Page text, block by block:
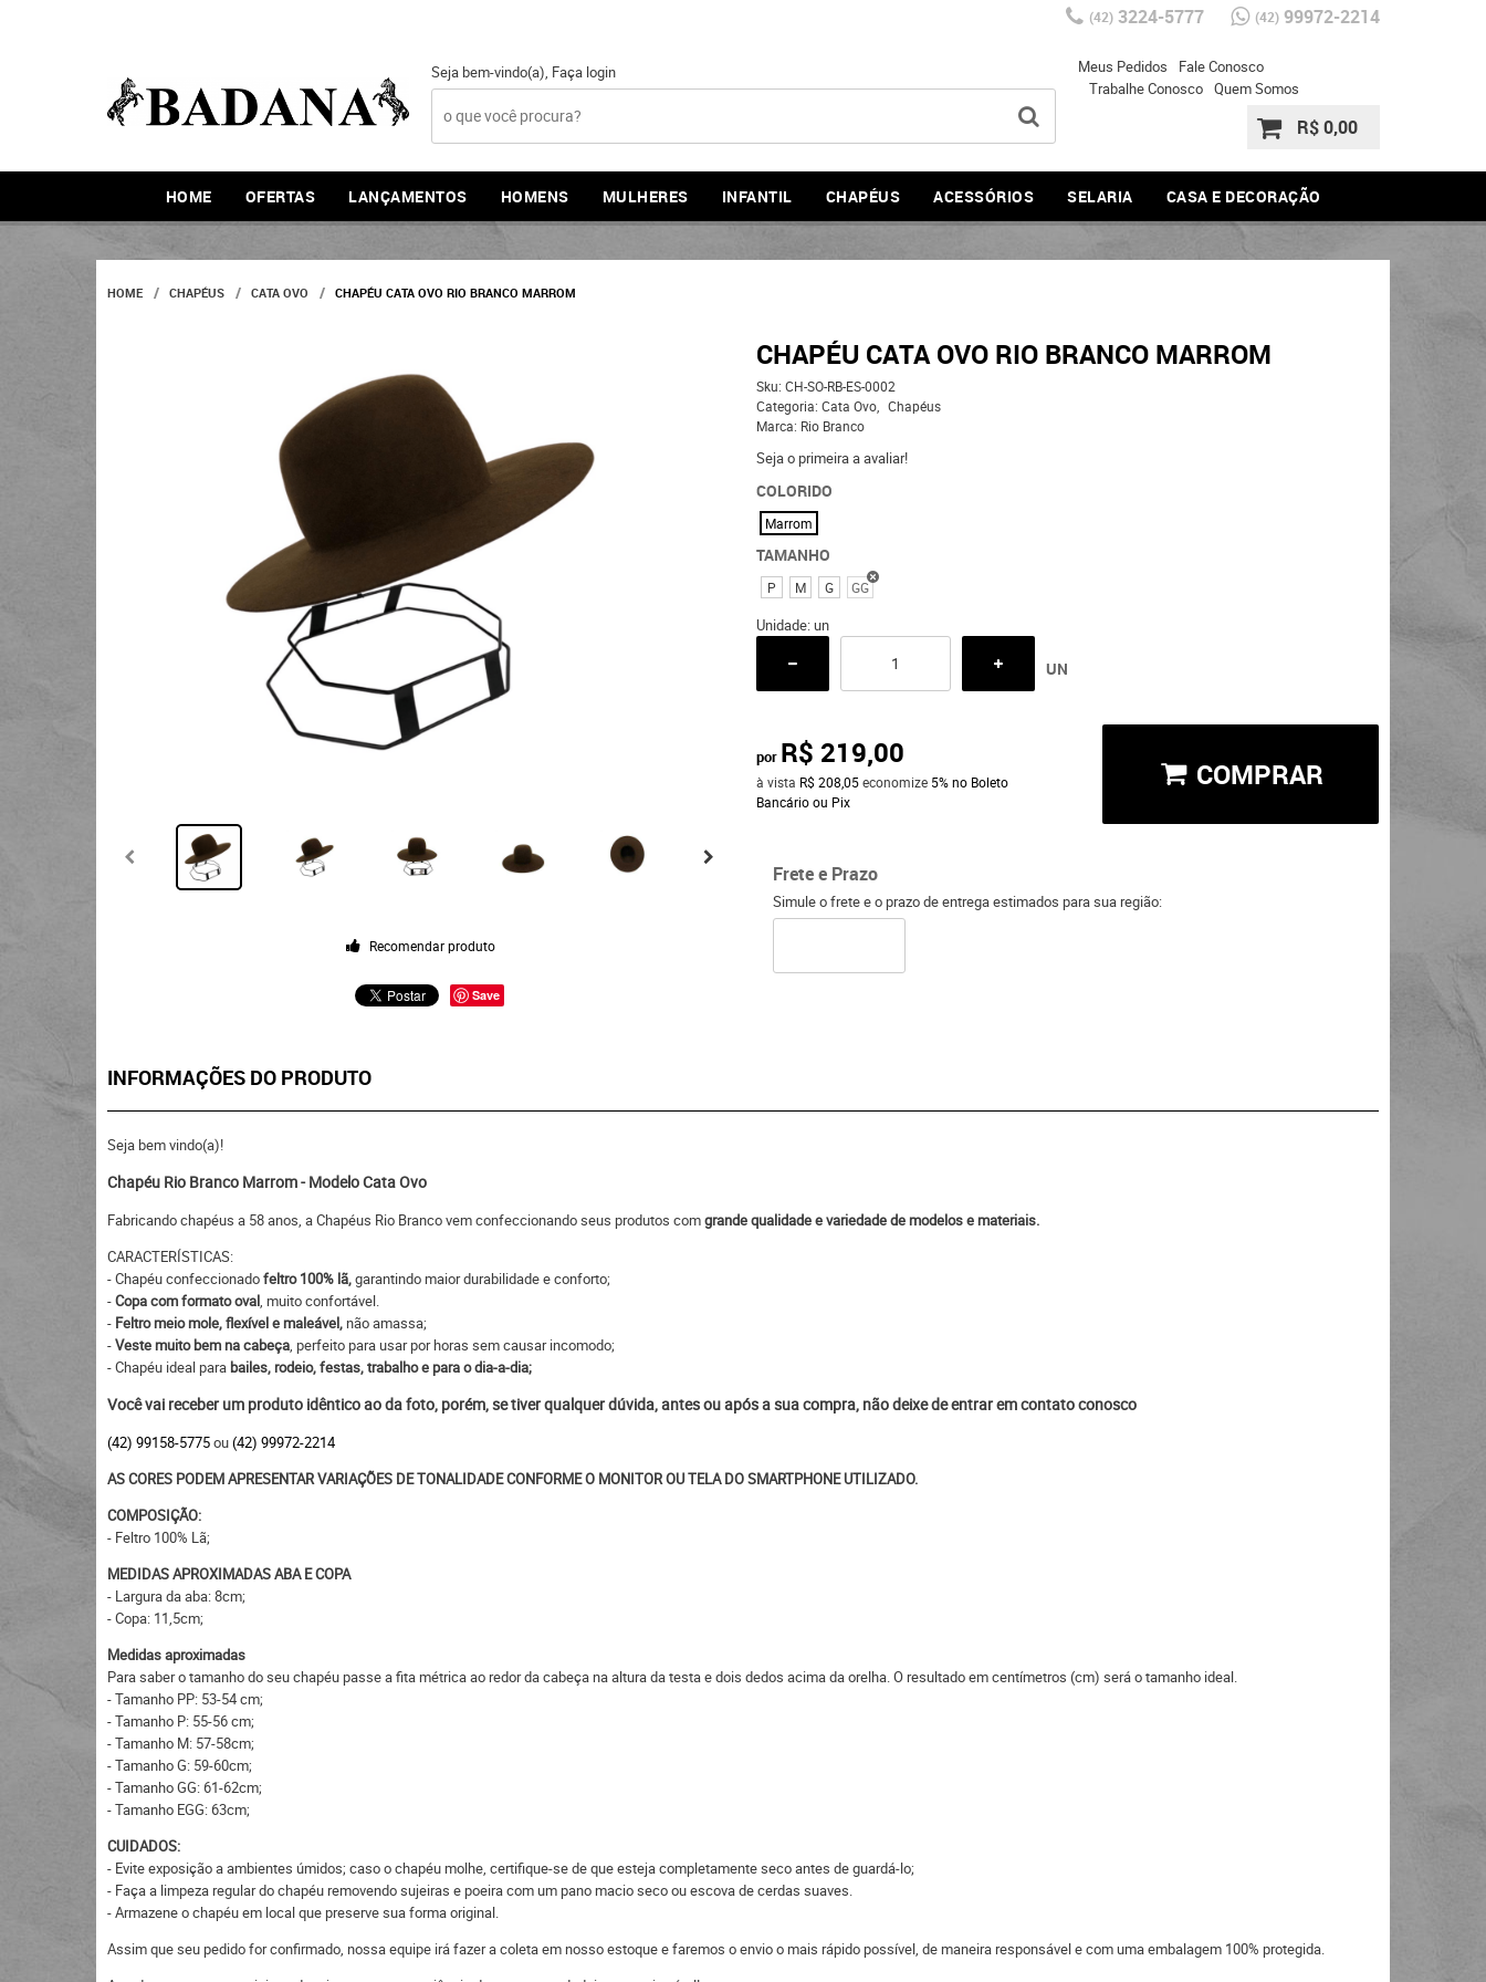
(42)3224-5777 (42)99972-2214
Seja bem-vindo(a), Faça login Meus Pedidos
Fale Conosco
Trabalhe Conosco Quem Somos
R$ 0,00
HOME OFERTAS LANÇAMENTOS HOMENS MULHERES INFANTIL CHAPÉUS ACESSÓRIOS SELARIA CASA E DECORAÇÃO
HOME CHAPÉUS CATA OVO CHAPÉU CATA OVO RIO BRANCO MARROM
Recomendar produto
Save
CHAPÉU CATA OVO RIO BRANCO MARROM
Sku: CH-SO-RB-ES-0002
Categoria: Cata Ovo
Chapéus
Marca: Rio Branco
Seja o primeira a avaliar!
COLORIDO
Marrom
TAMANHO
P M G GG
Unidade: un
UN
por R$ 219,00
à vista R$ 208,05economize 5% no Boleto
Bancário ou Pix
COMPRAR
Frete e Prazo
Simule o frete e o prazo de entrega estimados para sua região:
INFORMAÇÕES DO PRODUTO
Seja bem vindo(a)!
Chapéu Rio Branco Marrom - Modelo Cata Ovo
Fabricando chapéus a 58 anos, a Chapéus Rio Branco vem confeccionando seus produtos comgrande qualidade e variedade de modelos e materiais.
CARACTERÍSTICAS:
- Chapéu confeccionadofeltro 100% lã,garantindo maior durabilidade e conforto;
-Copa com formato oval, muito confortável.
- Feltro meio mole, flexível e maleável, não amassa;
-Veste muito bem na cabeça, perfeito para usar por horas sem causar incomodo;
- Chapéu ideal para bailes, rodeio, festas, trabalho e para o dia-a-dia;
Você vai receber um produto idêntico ao da foto, porém, se tiver qualquer dúvida, antes ou após a sua compra, não deixe de entrar em contato conosco
(42) 99158-5775ou(42) 99972-2214
AS CORES PODEM APRESENTAR VARIAÇÕES DE TONALIDADE CONFORME O MONITOR OU TELA DO SMARTPHONE UTILIZADO.
COMPOSIÇÃO:
- Feltro 100% Lã;
MEDIDAS APROXIMADAS ABA E COPA
- Largura da aba: 8cm;
- Copa: 11,5cm;
Medidas aproximadas
Para saber o tamanho do seu chapéu passe a fita métrica ao redor da cabeça na altura da testa e dois dedos acima da orelha. O resultado em centímetros (cm) será o tamanho ideal.
- Tamanho PP: 53-54 cm;
- Tamanho P: 55-56 cm;
- Tamanho M: 57-58cm;
- Tamanho G: 59-60cm;
- Tamanho GG: 61-62cm;
- Tamanho EGG: 63cm;
CUIDADOS:
- Evite exposição a ambientes úmidos; caso o chapéu molhe, certifique-se de que esteja completamente seco antes de guardá-lo;
- Faça a limpeza regular do chapéu removendo sujeiras e poeira com um pano macio seco ou escova de cerdas suaves.
- Armazene o chapéu em local que preserve sua forma original.
Assim que seu pedido for confirmado, nossa equipe irá fazer a coleta em nosso estoque e faremos o envio o mais rápido possível, de maneira responsável e com uma embalagem 100% protegida.